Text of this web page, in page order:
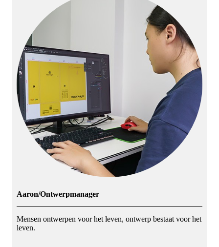
Aaron/Ontwerpmanager
Mensen ontwerpen voor het leven, ontwerp bestaat voor het
leven.